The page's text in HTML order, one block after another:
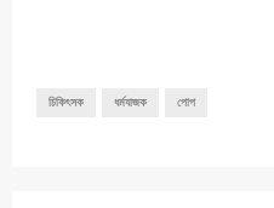
চিকিৎসক ধর্মযাজক পোপ